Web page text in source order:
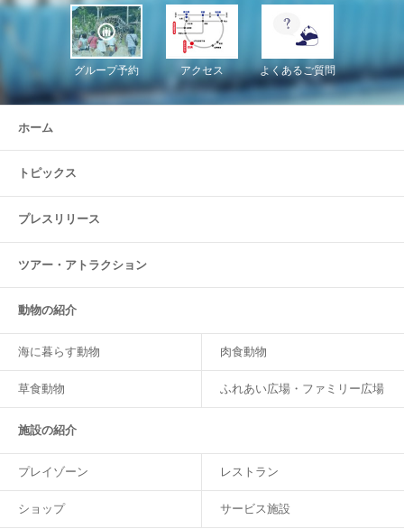
グループ予約 アクセス よくあるご質問
ホーム
トピックス
プレスリリース
ツアー・ アトラクション
動物の紹介
海に暮らす動物 肉食動物
草食動物 ふれあい広場・ファミリー広場
施設の紹介
プレイゾーン レストラン
ショップ サービス施設